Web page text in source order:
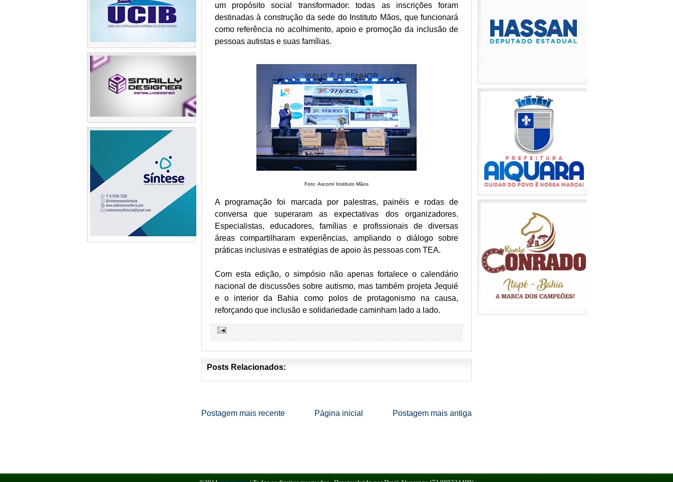
um propósito social transformador: todas as inscrições foram
destinadas à construção da sede do Instituto Mãos, que funcionará
como referência no acolhimento, apoio e promoção da inclusão de
pessoas autistas e suas famílias.
Foto: Ascom/ Instituto Mãos
A programação foi marcada por palestras, painéis e rodas de
conversa que superaram as expectativas dos organizadores.
Especialistas, educadores, famílias e profissionais de diversas
áreas compartilharam experiências, ampliando o diálogo sobre
práticas inclusivas e estratégias de apoio às pessoas com TEA.
Com esta edição, o simpósio não apenas fortalece o calendário
nacional de discussões sobre autismo, mas também projeta Jequié
e o interior da Bahia como polos de protagonismo na causa,
reforçando que inclusão e solidariedade caminham lado a lado.
Posts Relacionados:
Postagem mais recente Postagem mais antiga
Página inicial